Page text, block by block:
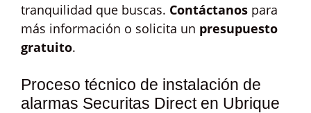
tranquilidad que buscas. Contáctanos para
más información o solicita un presupuesto
gratuito.
Proceso técnico de instalación de
alarmas Securitas Direct en Ubrique